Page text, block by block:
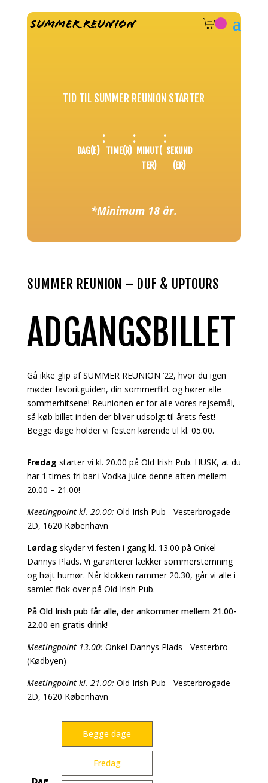
TID TIL SUMMER REUNION STARTER
DAG(E)
:
TIME(R)
:
MINUT(
TER)
:
SEKUND
(ER)
*Minimum 18 år.
SUMMER REUNION – DUF & UPTOURS
ADGANGSBILLET
Gå ikke glip af SUMMER REUNION ‘22, hvor du igen
møder favoritguiden, din sommerflirt og hører alle
sommerhitsene! Reunionen er for alle vores rejsemål,
så køb billet inden der bliver udsolgt til årets fest!
Begge dage holder vi festen kørende til kl. 05.00.
Fredag starter vi kl. 20.00 på Old Irish Pub. HUSK, at du
har 1 times fri bar i Vodka Juice denne aften mellem
20.00 – 21.00!
Meetingpoint kl. 20.00: Old Irish Pub - Vesterbrogade
2D, 1620 København
Lørdag skyder vi festen i gang kl. 13.00 på Onkel
Dannys Plads. Vi garanterer lækker sommerstemning
og højt humør. Når klokken rammer 20.30, går vi alle i
samlet flok over på Old Irish Pub.
På Old Irish pub får alle, der ankommer mellem 21.00-
22.00 en gratis drink!
Meetingpoint 13.00: Onkel Dannys Plads - Vesterbro
(Kødbyen)
Meetingpoint kl. 21.00: Old Irish Pub - Vesterbrogade
2D, 1620 København
Begge dage
Fredag